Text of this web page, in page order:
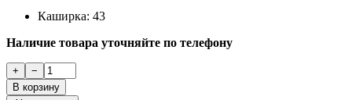
Каширка: 43
Наличие товара уточняйте по телефону
+
−
В корзину